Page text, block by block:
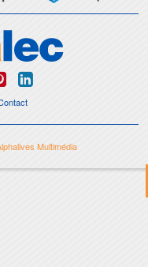
Multimédia